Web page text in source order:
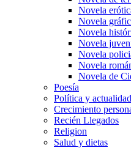
Novela
Novela
Novela
Novela
Novela
Novela
Novela de
Poesía
Política y actualidad
Crecimiento
Recién Llegados
Religion
Salud y dietas